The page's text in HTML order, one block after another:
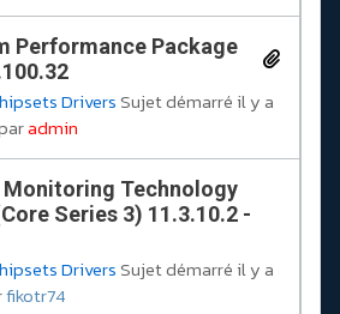
Performance Package
DriversSujet démarré il y a
admin
Technology
Series 3) 11.3.10.2 -
DriversSujet démarré il y a
fikotr74